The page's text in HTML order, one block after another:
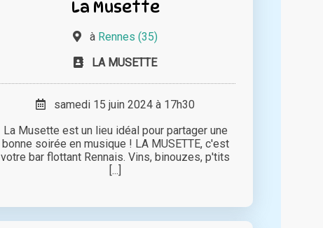
La Musette
à Rennes (35)
LA MUSETTE
samedi 15 juin 2024 à 17h30
La Musette est un lieu idéal pour partager une
bonne soirée en musique ! LA MUSETTE, c'est
votre bar flottant Rennais. Vins, binouzes, p'tits
[...]